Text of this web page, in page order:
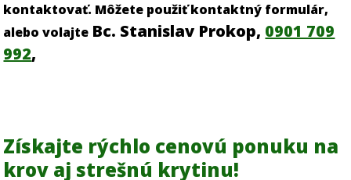
kontaktovať. Môžete použiť kontaktný formulár,
alebo volajte Bc. Stanislav Prokop, 0901 709
992,
Získajte rýchlo cenovú ponuku na
krov aj strešnú krytinu!